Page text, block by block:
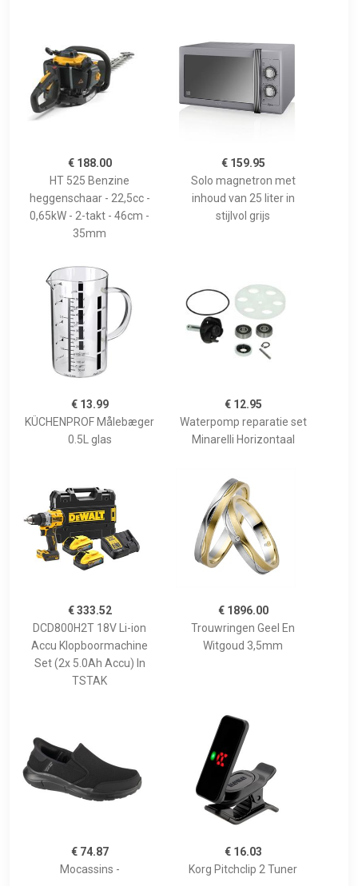
€ 188.00
HT 525 Benzine
heggenschaar - 22,5cc -
0,65kW - 2-takt - 46cm -
35mm
€ 159.95
Solo magnetron met
inhoud van 25 liter in
stijlvol grijs
€ 13.99
KÜCHENPROF Målebæger
0.5L glas
€ 12.95
Waterpomp reparatie set
Minarelli Horizontaal
€ 333.52
DCD800H2T 18V Li-ion
Accu Klopboormachine
Set (2x 5.0Ah Accu) In
TSTAK
€ 1896.00
Trouwringen Geel En
Witgoud 3,5mm
€ 74.87
Mocassins -
€ 16.03
Korg Pitchclip 2 Tuner